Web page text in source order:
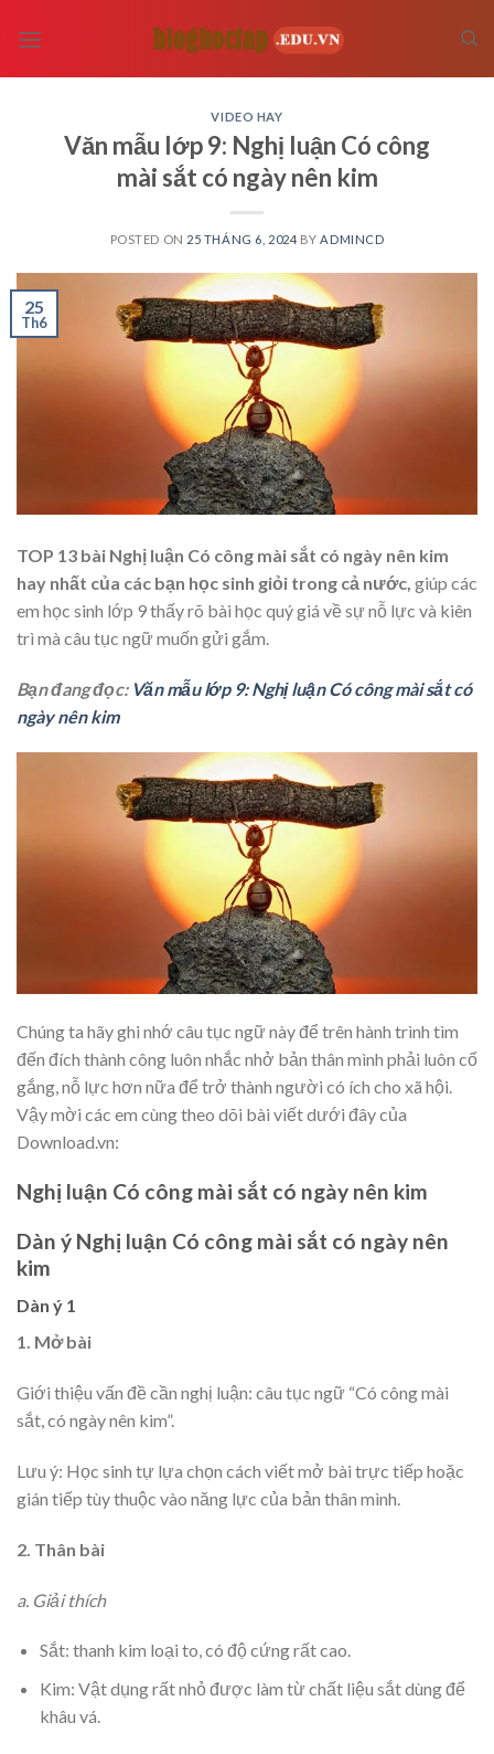
VIDEO HAY
Văn mẫu lớp 9: Nghị luận Có công
mài sắt có ngày nên kim
POSTED ON 25 THÁNG 6, 2024 BY ADMINCD
25
Th6
TOP 13 bài Nghị luận Có công mài sắt có ngày nên kim
hay nhất của các bạn học sinh giỏi trong cả nước, giúp các
em học sinh lớp 9 thấy rõ bài học quý giá về sự nỗ lực và kiên
trì mà câu tục ngữ muốn gửi gắm.
Bạn đang đọc: Văn mẫu lớp 9: Nghị luận Có công mài sắt có
ngày nên kim
Chúng ta hãy ghi nhớ câu tục ngữ này để trên hành trình tìm
đến đích thành công luôn nhắc nhở bản thân mình phải luôn cố
gắng, nỗ lực hơn nữa để trở thành người có ích cho xã hội.
Vậy mời các em cùng theo dõi bài viết dưới đây của
Download.vn:
Nghị luận Có công mài sắt có ngày nên kim
Dàn ý Nghị luận Có công mài sắt có ngày nên
kim
Dàn ý 1
1. Mở bài
Giới thiệu vấn đề cần nghị luận: câu tục ngữ “Có công mài
sắt, có ngày nên kim”.
Lưu ý: Học sinh tự lựa chọn cách viết mở bài trực tiếp hoặc
gián tiếp tùy thuộc vào năng lực của bản thân mình.
2. Thân bài
a. Giải thích
Sắt: thanh kim loại to, có độ cứng rất cao.
Kim: Vật dụng rất nhỏ được làm từ chất liệu sắt dùng để
khâu vá.